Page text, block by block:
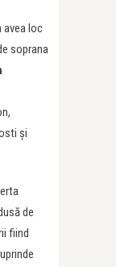
avea loc
soprana
și
de
fiind